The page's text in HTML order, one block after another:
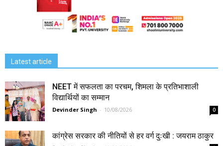
Latest article
NEET में सफलता का परचम, शिमला के प्रतिभाशाली
विद्यार्थियों का सम्मान
Devinder Singh - 10/08/2026 0
कांग्रेस सरकार की नीतियों से हर वर्ग दुःखी : जयराम ठाकुर